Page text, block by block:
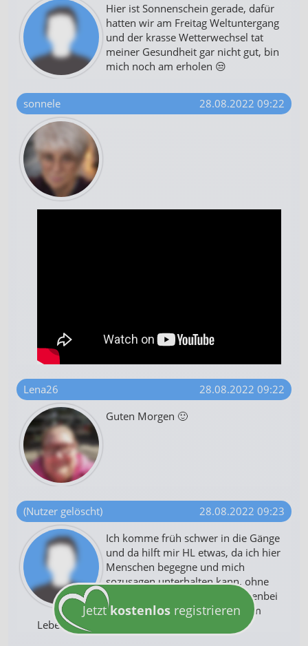
Hier ist Sonnenschein gerade, dafür
hatten wir am Freitag Weltuntergang
und der krasse Wetterwechsel tat
meiner Gesundheit gar nicht gut, bin
mich noch am erholen 😒
sonnele 28.08.2022 09:22
Lena26
28.08.2022 09:22
Guten Morgen 🙂
(Nutzer gelöscht)
28.08.2022 09:23
Ich komme früh schwer in die Gänge
und da hilft mir HL etwas, da ich hier
Menschen begegne und mich
sozusagen unterhalten kann, ohne
gleich überfordert zu sein. Nebenbei
Kaffee schlürfen und langsam im
Leben ankommen.
Jetztkostenlosregistrieren